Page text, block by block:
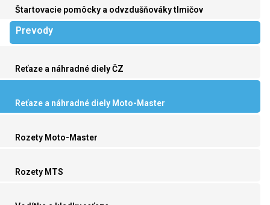
Štartovacie pomôcky a odvzdušňováky tlmičov
Prevody
Reťaze a náhradné diely ČZ
Reťaze a náhradné diely Moto-Master
Rozety Moto-Master
Rozety MTS